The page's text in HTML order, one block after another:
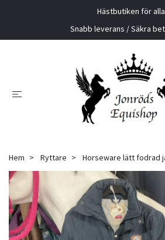
Hästbutiken för alla
Snabb leverans / Säkra
Hem Ryttare Horseware lätt fodrad